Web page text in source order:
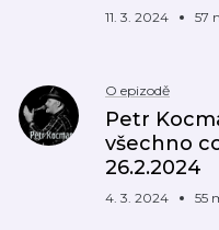
11. 3. 2024 57
O epizodě
Petr
všechno
26.2.2024
4. 3. 2024 55